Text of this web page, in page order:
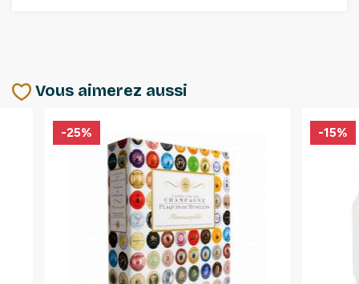
Vous aimerez aussi
-25% -15%